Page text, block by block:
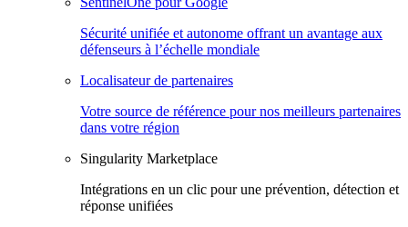
Sécurité unifiée et autonome offrant un avantage aux
défenseurs à l’échelle mondiale
Localisateur de partenaires
Votre source de référence pour nos meilleurs partenaires
dans votre région
Singularity Marketplace
Intégrations en un clic pour une prévention, détection et
réponse unifiées